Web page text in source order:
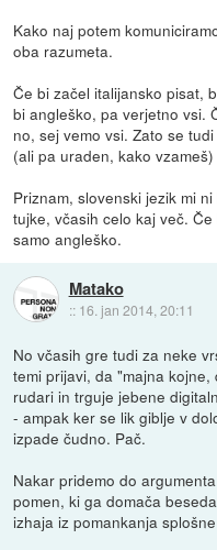
Kako naj potem
oba razumeta.
Če bi začel italijansko pisat,
bi angleško, pa verjetno vsi.
no, sej vemo vsi. Zato se
(ali pa uraden, kako vzameš)
Priznam, slovenski jezik mi
tujke, včasih celo kaj več.
samo angleško.
Matako
:: 16. jan 2014, 20:11
No včasih gre tudi za neke
temi prijavi, da "majna
rudari in trguje jebene
- ampak ker se lik giblje v
izpade čudno. Pač.
Nakar pridemo do
pomen, ki ga domača
izhaja iz pomankanja